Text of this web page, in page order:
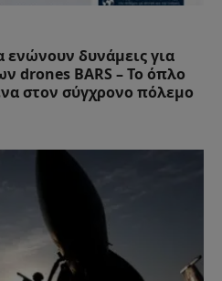
ενώνουν δυνάμεις για
drones BARS – Το όπλο
στον σύγχρονο πόλεμο